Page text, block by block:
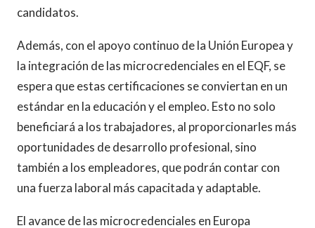
candidatos.
Además, con el apoyo continuo de la Unión Europea y
la integración de las microcredenciales en el EQF, se
espera que estas certificaciones se conviertan en un
estándar en la educación y el empleo. Esto no solo
beneficiará a los trabajadores, al proporcionarles más
oportunidades de desarrollo profesional, sino
también a los empleadores, que podrán contar con
una fuerza laboral más capacitada y adaptable.
El avance de las microcredenciales en Europa